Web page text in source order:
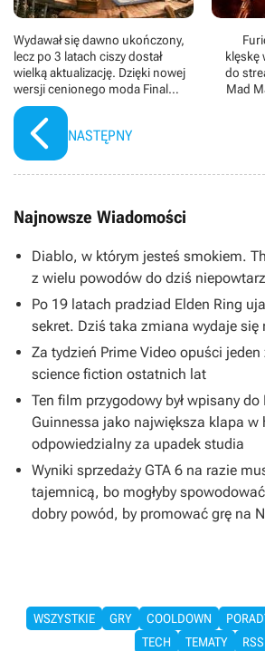
Wydawał się dawno ukończony,
lecz po 3 latach ciszy dostał
wielką aktualizację. Dzięki nowej
wersji cenionego moda Final
Fantasy IX jest piękne jak nigdy
wcześniej
NASTĘPNY
klęskę
do
Mad
Najnowsze Wiadomości
Diablo, w którym jesteś smokiem.
z wielu powodów do dziś
Po 19 latach pradziad Elden Ring
sekret. Dziś taka zmiana wydaje się
Za tydzień Prime Video opuści
science fiction ostatnich lat
Ten film przygodowy był wpisany
Guinnessa jako największa klapa
odpowiedzialny za upadek studia
Wyniki sprzedaży GTA 6 na razie
tajemnicą, bo mogłyby
dobry powód, by promować grę na
WSZYSTKIE GRY COOLDOWN
TECH
TEMATY RSS